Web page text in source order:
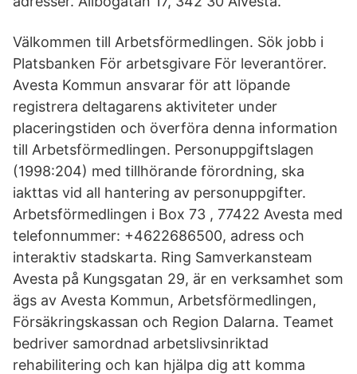
Välkommen till Arbetsförmedlingen. Sök jobb i
Platsbanken För arbetsgivare För leverantörer.
Avesta Kommun ansvarar för att löpande
registrera deltagarens aktiviteter under
placeringstiden och överföra denna information
till Arbetsförmedlingen. Personuppgiftslagen
(1998:204) med tillhörande förordning, ska
iakttas vid all hantering av personuppgifter.
Arbetsförmedlingen i Box 73 , 77422 Avesta med
telefonnummer: +4622686500, adress och
interaktiv stadskarta. Ring Samverkansteam
Avesta på Kungsgatan 29, är en verksamhet som
ägs av Avesta Kommun, Arbetsförmedlingen,
Försäkringskassan och Region Dalarna. Teamet
bedriver samordnad arbetslivsinriktad
rehabilitering och kan hjälpa dig att komma